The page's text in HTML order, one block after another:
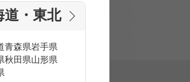
道・東北
青森県岩手県
秋田県山形県